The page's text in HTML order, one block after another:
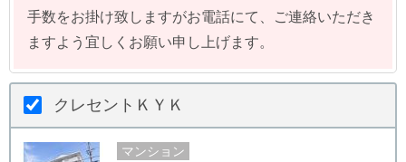
手数をお掛け致しますがお電話にて、ご連絡いただき
ますよう宜しくお願い申し上げます。
クレセントＫＹＫ
マンション